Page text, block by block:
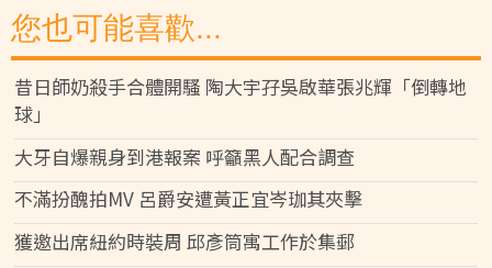
您也可能喜歡...
昔日師奶殺手合體開騷 陶大宇孖吳啟華張兆輝「倒轉地
球」
大牙自爆親身到港報案 呼籲黑人配合調查
不滿扮醜拍MV 呂爵安遭黃正宜岑珈其夾擊
獲邀出席紐約時裝周 邱彥筒寓工作於集郵